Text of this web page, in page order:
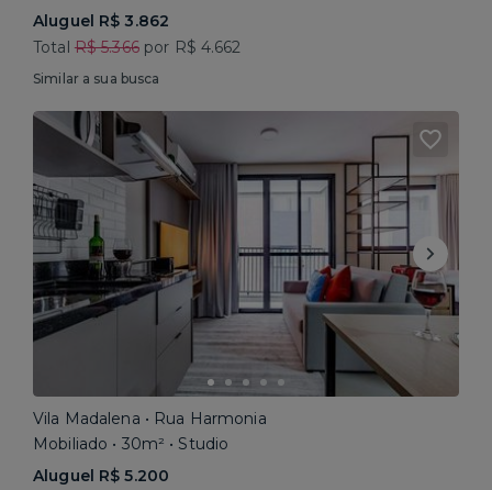
Aluguel R$ 3.862
Total R$ 5.366por R$ 4.662
Similar a sua busca
Vila Madalena • Rua Harmonia
Mobiliado • 30m² • Studio
Aluguel R$ 5.200